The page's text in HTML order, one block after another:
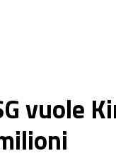
vuole